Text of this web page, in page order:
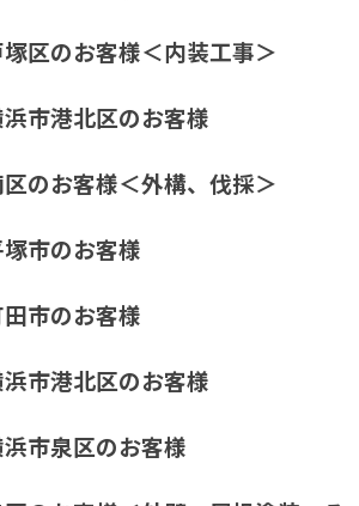
塚区のお客様＜内装工事＞
浜市港北区のお客様
区のお客様＜外構、伐採＞
塚市のお客様
田市のお客様
浜市港北区のお客様
浜市泉区のお客様